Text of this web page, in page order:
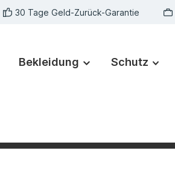
30 Tage Geld-Zurück-Garantie
Bekleidung Schutz